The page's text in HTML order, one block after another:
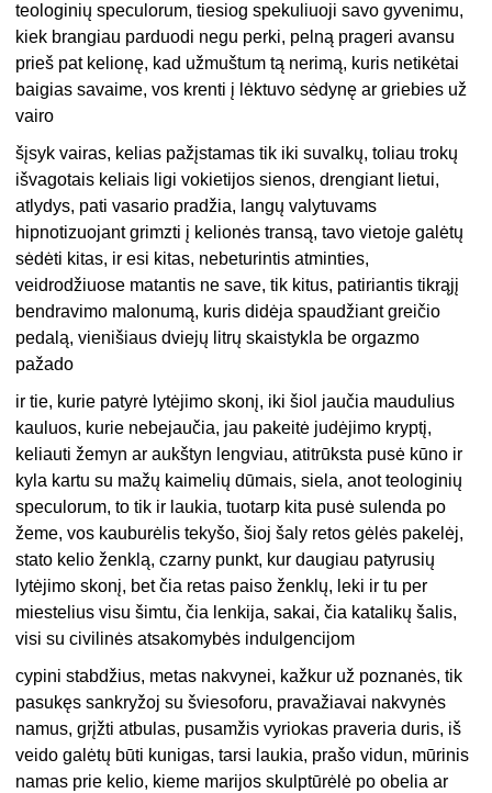
teologinių speculorum, tiesiog spekuliuoji savo gyvenimu,
kiek brangiau parduodi negu perki, pelną prageri avansu
prieš pat kelionę, kad užmuštum tą nerimą, kuris netikėtai
baigias savaime, vos krenti į lėktuvo sėdynę ar griebies už
vairo
šįsyk vairas, kelias pažįstamas tik iki suvalkų, toliau trokų
išvagotais keliais ligi vokietijos sienos, drengiant lietui,
atlydys, pati vasario pradžia, langų valytuvams
hipnotizuojant grimzti į kelionės transą, tavo vietoje galėtų
sėdėti kitas, ir esi kitas, nebeturintis atminties,
veidrodžiuose matantis ne save, tik kitus, patiriantis tikrąjį
bendravimo malonumą, kuris didėja spaudžiant greičio
pedalą, vienišiaus dviejų litrų skaistykla be orgazmo
pažado
ir tie, kurie patyrė lytėjimo skonį, iki šiol jaučia maudulius
kauluos, kurie nebejaučia, jau pakeitė judėjimo kryptį,
keliauti žemyn ar aukštyn lengviau, atitrūksta pusė kūno ir
kyla kartu su mažų kaimelių dūmais, siela, anot teologinių
speculorum, to tik ir laukia, tuotarp kita pusė sulenda po
žeme, vos kauburėlis tekyšo, šioj šaly retos gėlės pakelėj,
stato kelio ženklą, czarny punkt, kur daugiau patyrusių
lytėjimo skonį, bet čia retas paiso ženklų, leki ir tu per
miestelius visu šimtu, čia lenkija, sakai, čia katalikų šalis,
visi su civilinės atsakomybės indulgencijom
cypini stabdžius, metas nakvynei, kažkur už poznanės, tik
pasukęs sankryžoj su šviesoforu, pravažiavai nakvynės
namus, grįžti atbulas, pusamžis vyriokas praveria duris, iš
veido galėtų būti kunigas, tarsi laukia, prašo vidun, mūrinis
namas prie kelio, kieme marijos skulptūrėlė po obelia ar